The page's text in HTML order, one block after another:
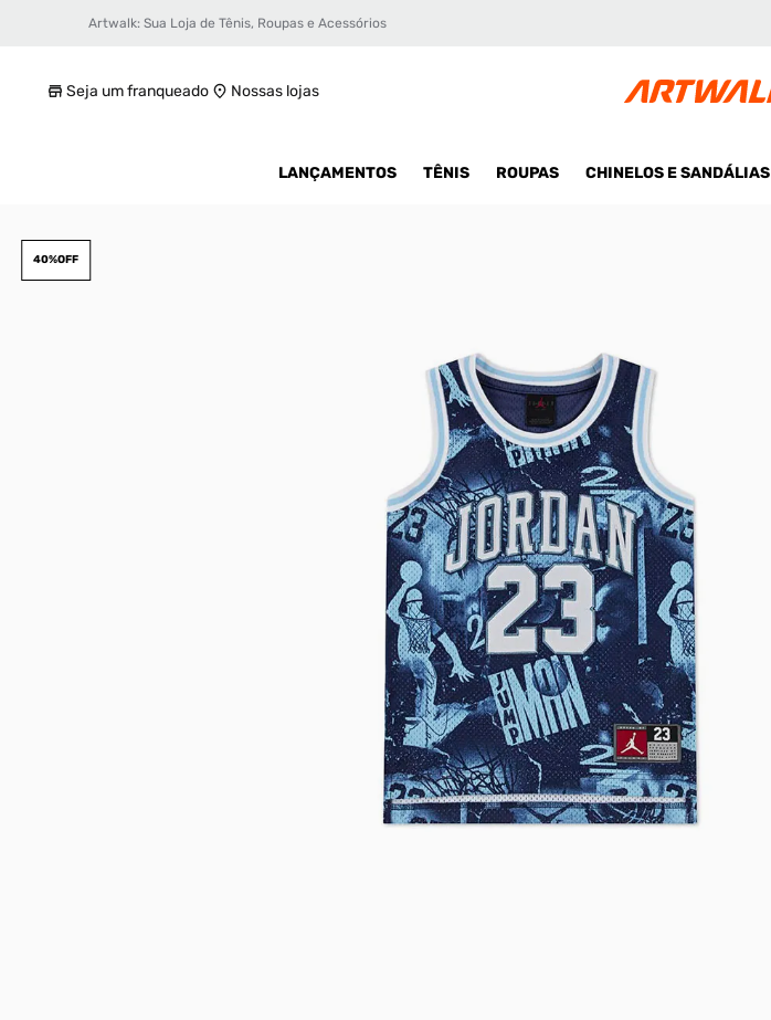
Artwalk: Sua Loja de Tênis, Roupas e Acessórios
Seja um franqueado Nossas lojas
LANÇAMENTOS TÊNIS ROUPAS CHINELOS E SANDÁLIAS
40%OFF
Regata Jordan 23 AOP Jersey Infantil